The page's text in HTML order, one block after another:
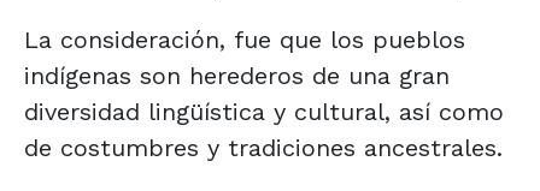
La consideración, fue que los pueblos
indígenas son herederos de una gran
diversidad lingüística y cultural, así como
de costumbres y tradiciones ancestrales.